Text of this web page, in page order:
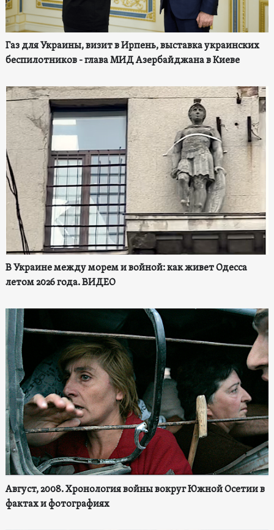
Газ для Украины, визит в Ирпень, выставка украинских
беспилотников - глава МИД Азербайджана в Киеве
В Украине между морем и войной: как живет Одесса
летом 2026 года. ВИДЕО
Август, 2008. Хронология войны вокруг Южной Осетии в
фактах и фотографиях